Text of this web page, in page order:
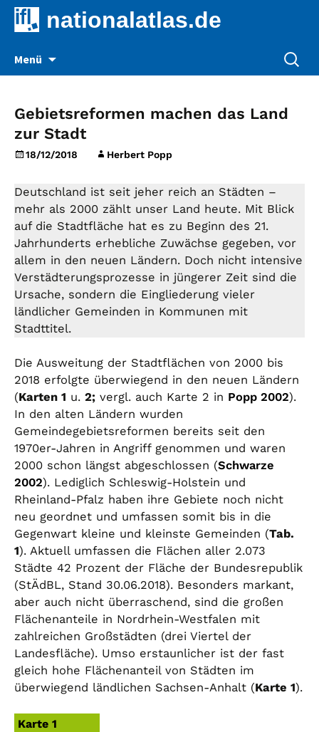
nationalatlas.de
Menü
Suche
nach:
Gebietsreformen machen das Land
zur Stadt
18/12/2018 Herbert Popp
Deutschland ist seit jeher reich an Städten –
mehr als 2000 zählt unser Land heute. Mit Blick
auf die Stadtfläche hat es zu Beginn des 21.
Jahrhunderts erhebliche Zuwächse gegeben, vor
allem in den neuen Ländern. Doch nicht intensive
Verstädterungsprozesse in jüngerer Zeit sind die
Ursache, sondern die Eingliederung vieler
ländlicher Gemeinden in Kommunen mit
Stadttitel.
Die Ausweitung der Stadtflächen von 2000 bis
2018 erfolgte überwiegend in den neuen Ländern
(Karten 1 u. 2; vergl. auch Karte 2 in Popp 2002).
In den alten Ländern wurden
Gemeindegebietsreformen bereits seit den
1970er-Jahren in Angriff genommen und waren
2000 schon längst abgeschlossen (Schwarze
2002). Lediglich Schleswig-Holstein und
Rheinland-Pfalz haben ihre Gebiete noch nicht
neu geordnet und umfassen somit bis in die
Gegenwart kleine und kleinste Gemeinden (Tab.
1). Aktuell umfassen die Flächen aller 2.073
Städte 42 Prozent der Fläche der Bundesrepublik
(StÄdBL, Stand 30.06.2018). Besonders markant,
aber auch nicht überraschend, sind die großen
Flächenanteile in Nordrhein-Westfalen mit
zahlreichen Großstädten (drei Viertel der
Landesfläche). Umso erstaunlicher ist der fast
gleich hohe Flächenanteil von Städten im
überwiegend ländlichen Sachsen-Anhalt (Karte 1).
Karte 1